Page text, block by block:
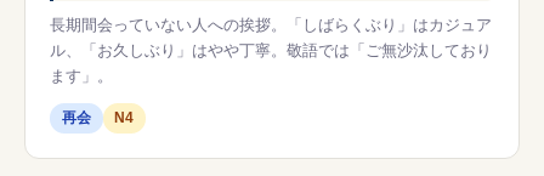
長期間会っていない人への挨拶。「しばらくぶり」はカジュア
ル、「お久しぶり」はやや丁寧。敬語では「ご無沙汰しており
ます」。
再会 N4